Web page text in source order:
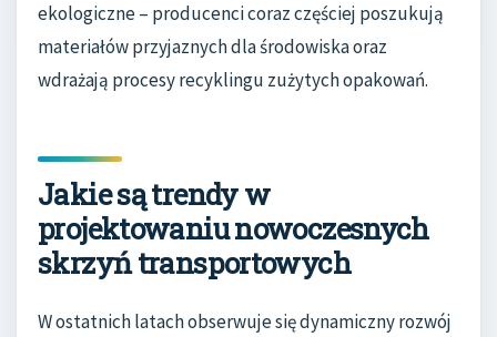
ekologiczne – producenci coraz częściej poszukują
materiałów przyjaznych dla środowiska oraz
wdrażają procesy recyklingu zużytych opakowań.
Jakie są trendy w
projektowaniu nowoczesnych
skrzyń transportowych
W ostatnich latach obserwuje się dynamiczny rozwój